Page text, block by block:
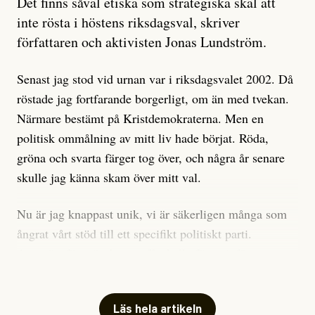
är sant, vad som är rykten”, utan den bidrar bara till
ännu mer ryktesspridning. Det finns inte ett enda bevis
misstänkta personen är en infiltratör. Det som läsaren
får veta är att personen har ändrat sina politiska åsikter
under åren, att den har raderat tidigare innehåll på sina
sociala medier, att artikelns författare inte förstår sig
på personens ekonomi och att det tydligen finns
anonyma röster inom rörelsen som säger saker som
anses vara anledningar att titta närmare på personen,
men ingenting av detta är tillräckligt för att hänga ut
inom palestinarörelsen.
inte rösta i höstens riksdagsval, skriver
författaren och aktivisten Jonas Lundström.
Senast jag stod vid urnan var i riksdagsvalet 2002. Då
röstade jag fortfarande borgerligt, om än med tvekan.
Närmare bestämt på Kristdemokraterna. Men en
politisk ommålning av mitt liv hade börjat. Röda,
gröna och svarta färger tog över, och några år senare
skulle jag känna skam över mitt val.
Nu är jag knappast unik, vi är säkerligen många som
ångrat vårt stöd till ett specifikt politiskt parti.
Mitt huvudargument för riksdagsvalsbojkott är etiskt.
Läs hela artikeln